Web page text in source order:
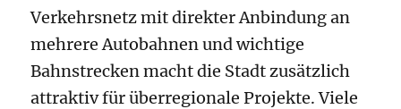
Verkehrsnetz mit direkter Anbindung an
mehrere Autobahnen und wichtige
Bahnstrecken macht die Stadt zusätzlich
attraktiv für überregionale Projekte. Viele